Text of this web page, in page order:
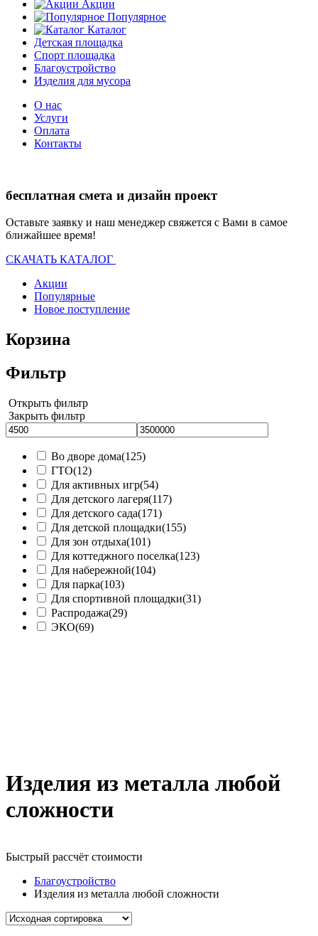
Акции
Популярное
Каталог
Детская площадка
Спорт площадка
Благоустройство
Изделия для мусора
О нас
Услуги
Оплата
Контакты
бесплатная смета и дизайн проект
Оставьте заявку и наш менеджер свяжется с Вами в самое
ближайшее время!
СКАЧАТЬ КАТАЛОГ
Акции
Популярные
Новое поступление
Корзина
Фильтр
Открыть фильтр
Закрыть фильтр
Во дворе дома(125)
ГТО(12)
Для активных игр(54)
Для детского лагеря(117)
Для детского сада(171)
Для детской площадки(155)
Для зон отдыха(101)
Для коттеджного поселка(123)
Для набережной(104)
Для парка(103)
Для спортивной площадки(31)
Распродажа(29)
ЭКО(69)
Изделия из металла любой
сложности
Быстрый рассчёт стоимости
Благоустройство
Изделия из металла любой сложности